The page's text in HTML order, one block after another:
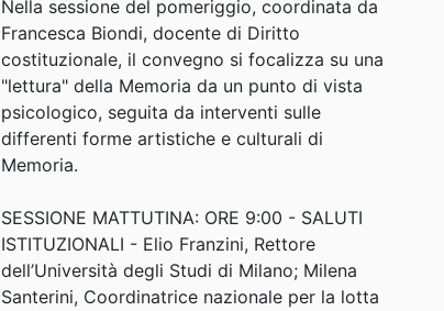
Nella sessione del pomeriggio, coordinata da
Francesca Biondi, docente di Diritto
costituzionale, il convegno si focalizza su una
"lettura" della Memoria da un punto di vista
psicologico, seguita da interventi sulle
differenti forme artistiche e culturali di
Memoria.
SESSIONE MATTUTINA: ORE 9:00 - SALUTI
ISTITUZIONALI - Elio Franzini, Rettore
dell’Università degli Studi di Milano; Milena
Santerini, Coordinatrice nazionale per la lotta